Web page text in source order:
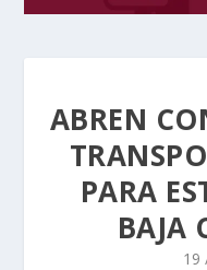
ABREN
PARA
BAJA
19